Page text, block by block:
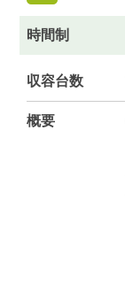
時間制
収容台数
概要